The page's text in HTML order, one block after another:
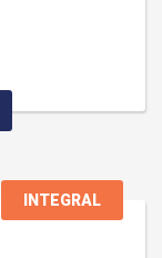
INTEGRAL